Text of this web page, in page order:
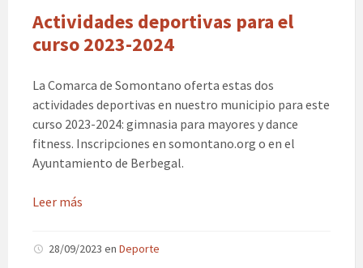
Actividades deportivas para el
curso 2023-2024
La Comarca de Somontano oferta estas dos
actividades deportivas en nuestro municipio para este
curso 2023-2024: gimnasia para mayores y dance
fitness. Inscripciones en somontano.org o en el
Ayuntamiento de Berbegal.
Leer más
28/09/2023 en Deporte